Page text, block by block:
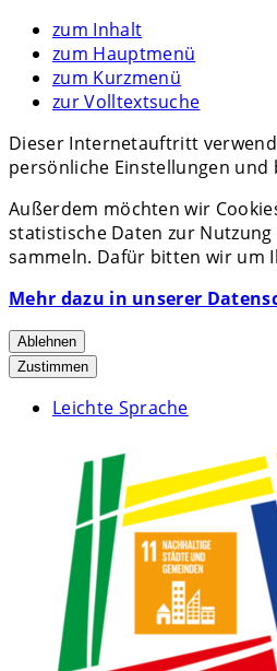
zum Inhalt
zum Hauptmenü
zum Kurzmenü
zur Volltextsuche
Dieser Internetauftritt
persönliche Einstellungen und
Außerdem möchten wir
statistische Daten zur
sammeln. Dafür bitten wir um
Mehr dazu in unserer
Ablehnen
Zustimmen
Leichte Sprache